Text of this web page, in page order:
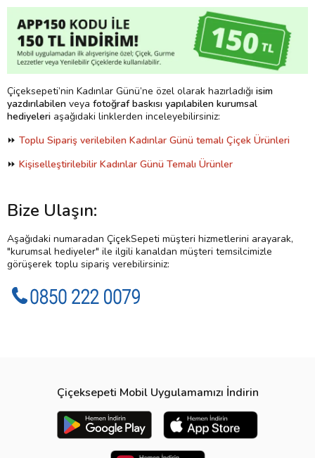
Çiçeksepeti’nin Kadınlar Günü’ne özel olarak hazırladığı isim
yazdırılabilen veya fotoğraf baskısı yapılabilen kurumsal
hediyeleri aşağıdaki linklerden inceleyebilirsiniz:
⏩ Toplu Sipariş verilebilen Kadınlar Günü temalı Çiçek Ürünleri
⏩ Kişiselleştirilebilir Kadınlar Günü Temalı Ürünler
Bize Ulaşın:
Aşağıdaki numaradan ÇiçekSepeti müşteri hizmetlerini arayarak,
"kurumsal hediyeler" ile ilgili kanaldan müşteri temsilcimizle
görüşerek toplu sipariş verebilirsiniz:
Çiçeksepeti Mobil Uygulamamızı İndirin